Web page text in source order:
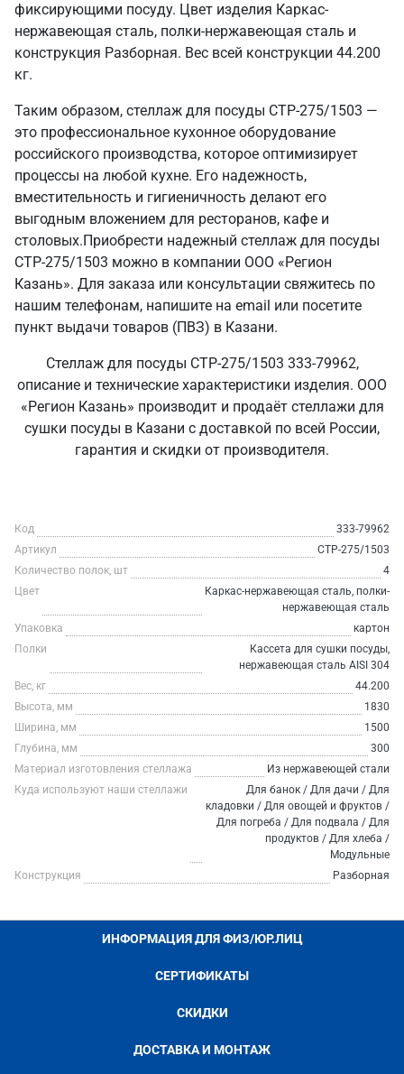
фиксирующими посуду. Цвет изделия Каркас-
нержавеющая сталь, полки-нержавеющая сталь и
конструкция Разборная. Вес всей конструкции 44.200
кг.
Таким образом, стеллаж для посуды СТР-275/1503 —
это профессиональное кухонное оборудование
российского производства, которое оптимизирует
процессы на любой кухне. Его надежность,
вместительность и гигиеничность делают его
выгодным вложением для ресторанов, кафе и
столовых.Приобрести надежный стеллаж для посуды
СТР-275/1503 можно в компании ООО «Регион
Казань». Для заказа или консультации свяжитесь по
нашим телефонам, напишите на email или посетите
пункт выдачи товаров (ПВЗ) в Казани.
Стеллаж для посуды СТР-275/1503 333-79962,
описание и технические характеристики изделия. ООО
«Регион Казань» производит и продаёт стеллажи для
сушки посуды в Казани с доставкой по всей России,
гарантия и скидки от производителя.
Код
333-79962
Артикул
СТР-275/1503
Количество полок, шт
4
Цвет
Каркас-нержавеющая сталь, полки-
нержавеющая сталь
Упаковка
картон
Полки
Кассета для сушки посуды,
нержавеющая сталь AISI 304
Вес, кг
44.200
Высота, мм
1830
Ширина, мм
1500
Глубина, мм
300
Материал изготовления стеллажа
Из нержавеющей стали
Куда используют наши стеллажи
Для банок / Для дачи / Для
кладовки / Для овощей и фруктов /
Для погреба / Для подвала / Для
продуктов / Для хлеба /
Модульные
Конструкция
Разборная
ИНФОРМАЦИЯ ДЛЯ ФИЗ/ЮР.ЛИЦ
СЕРТИФИКАТЫ
СКИДКИ
ДОСТАВКА И МОНТАЖ